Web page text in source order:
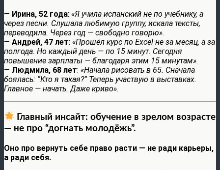
— Ирина, 52 года: «Я учила испанский не по учебнику, а
через песни. Слушала любимую группу, искала тексты,
переводила. Через год — свободно говорю».
— Андрей, 47 лет: «Прошёл курс по Excel не за месяц, а за
полгода. Но каждый день — по 15 минут. Сегодня
повышение зарплаты — благодаря этим 15 минутам».
— Людмила, 68 лет: «Начала рисовать в 65. Сначала
боялась: “Кто я такая?” Теперь участвую в выставках.
Главное — начать. Даже криво».
Главный инсайт: обучение в зрелом возрасте
— не про “догнать молодёжь”.
Оно про вернуть себе право расти — не ради карьеры,
а ради себя.